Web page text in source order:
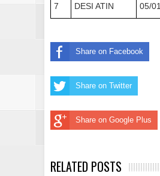
7
DESI ATIN 05/01
Share on Facebook
Share on Twitter
Share on Google Plus
RELATED POSTS